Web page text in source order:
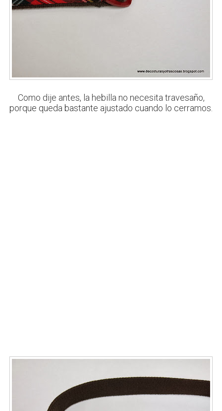
Como dije antes, la hebilla no necesita travesaño,
porque queda bastante ajustado cuando lo cerramos.